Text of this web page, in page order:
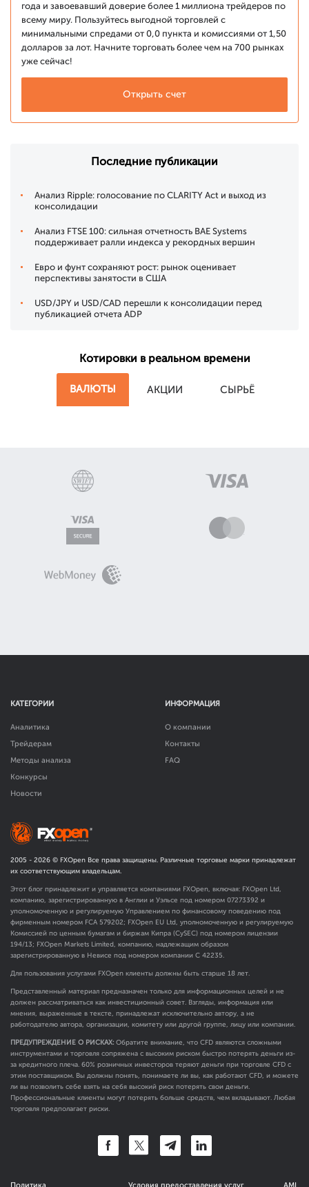
года и завоевавший доверие более 1 миллиона трейдеров по
всему миру. Пользуйтесь выгодной торговлей с
минимальными спредами от 0,0 пункта и комиссиями от 1,50
долларов за лот. Начните торговать более чем на 700 рынках
уже сейчас!
Открыть счет
Последние публикации
Анализ Ripple: голосование по CLARITY Act и выход из
консолидации
Анализ FTSE 100: сильная отчетность BAE Systems
поддерживает ралли индекса у рекордных вершин
Евро и фунт сохраняют рост: рынок оценивает
перспективы занятости в США
USD/JPY и USD/CAD перешли к консолидации перед
публикацией отчета ADP
Котировки в реальном времени
ВАЛЮТЫ АКЦИИ СЫРЬЁ
КАТЕГОРИИ
Аналитика
Трейдерам
Методы анализа
Конкурсы
Новости
ИНФОРМАЦИЯ
О компании
Контакты
FAQ
2005 - 2026 © FXOpen Все права защищены. Различные торговые марки принадлежат
их соответствующим владельцам.
Этот блог принадлежит и управляется компаниями FXOpen, включая: FXOpen Ltd,
компанию, зарегистрированную в Англии и Уэльсе под номером 07273392 и
уполномоченную и регулируемую Управлением по финансовому поведению под
фирменным номером FCA 579202; FXOpen EU Ltd, уполномоченную и регулируемую
Комиссией по ценным бумагам и биржам Кипра (CySEC) под номером лицензии
194/13; FXOpen Markets Limited, компанию, надлежащим образом
зарегистрированную в Невисе под номером компании C 42235.
Для пользования услугами FXOpen клиенты должны быть старше 18 лет.
Представленный материал предназначен только для информационных целей и не
должен рассматриваться как инвестиционный совет. Взгляды, информация или
мнения, выраженные в тексте, принадлежат исключительно автору, а не
работодателю автора, организации, комитету или другой группе, лицу или компании.
ПРЕДУПРЕЖДЕНИЕ О РИСКАХ: Обратите внимание, что CFD являются сложными
инструментами и торговля сопряжена с высоким риском быстро потерять деньги из-
за кредитного плеча. 60% розничных инвесторов теряют деньги при торговле CFD с
этим поставщиком. Вы должны понять, понимаете ли вы, как работают CFD, и можете
ли вы позволить себе взять на себя высокий риск потерять свои деньги.
Профессиональные клиенты могут потерять больше средств, чем вкладывают. Любая
торговля предполагает риски.